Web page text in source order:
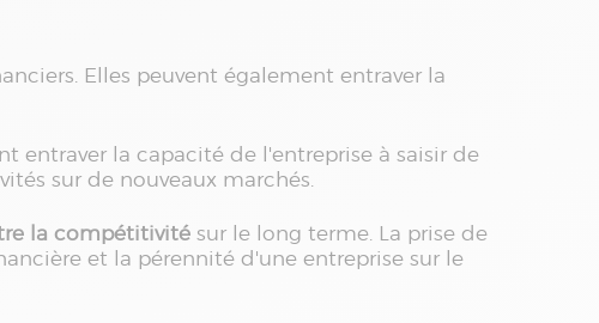
Elles peuvent également entraver la
entraver la capacité de l'entreprise à saisir de
sur de nouveaux marchés.
la compétitivité sur le long terme. La prise de
et la pérennité d'une entreprise sur le